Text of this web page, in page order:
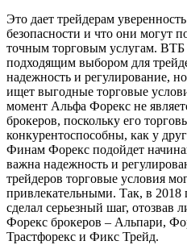
Это дает трейдерам
безопасности и что они могут
точным торговым услугам.
подходящим выбором для
надежность и регулирование,
ищет выгодные торговые
момент Альфа Форекс не
брокеров, поскольку его
конкурентоспособны, как у
Финам Форекс подойдет
важна надежность и
трейдеров торговые условия
привлекательными. Так, в
сделал серьезный шаг, отозвав
Форекс брокеров – Альпари,
Трастфорекс и Фикс Трейд.